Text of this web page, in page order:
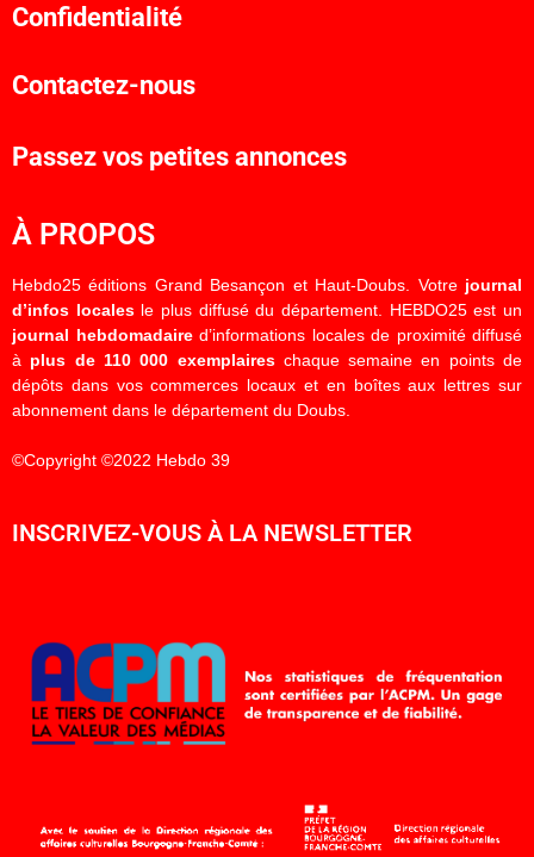
Confidentialité
Contactez-nous
Passez vos petites annonces
À PROPOS
Hebdo25 éditions Grand Besançon et Haut-Doubs. Votre journal
d’infos localesle plus diffusé du département. HEBDO25 est un
journal hebdomadaired’informations locales de proximité diffusé
à plus de 110 000 exemplaireschaque semaine en points de
dépôts dans vos commerces locaux et en boîtes aux lettres sur
abonnement dans le département du Doubs.
©Copyright ©2022 Hebdo 39
INSCRIVEZ-VOUS À LA NEWSLETTER